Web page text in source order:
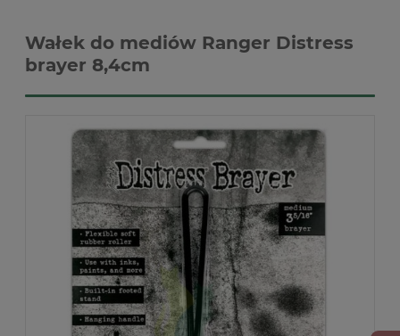
Wałek do mediów Ranger Distress
brayer 8,4cm